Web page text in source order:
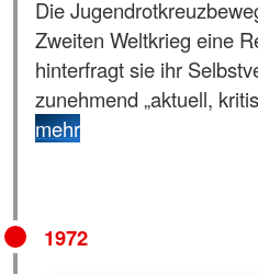
Die
Zweiten Weltkrieg eine
hinterfragt sie ihr
zunehmend „aktuell,
mehr
1972